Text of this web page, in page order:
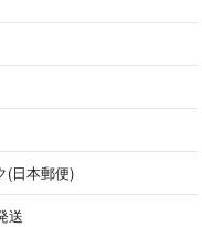
実物と多少の違いが生じる
(日本郵便)
送